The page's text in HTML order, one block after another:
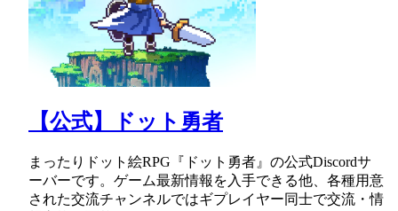
【公式】ドット勇者
まったりドット絵RPG『ドット勇者』の公式Discordサ
ーバーです。ゲーム最新情報を入手できる他、各種用意
された交流チャンネルではギプレイヤー同士で交流・情